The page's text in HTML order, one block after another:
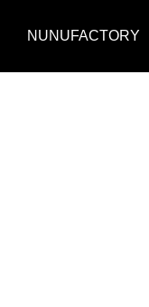
NUNUFACTORY